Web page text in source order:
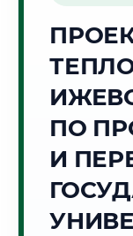
Погода в г.
🌅 Восход:
ПО
И